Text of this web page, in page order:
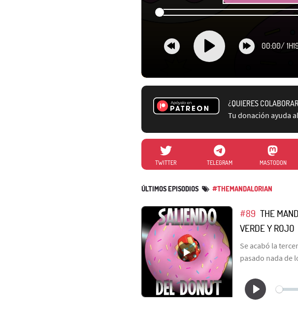
00:00/
¿QUIERES
Tu donación ayuda
TWITTER TELEGRAM MASTODON
ÚLTIMOS EPISODIOS #THEMANDALORIAN
#89 THE
VERDE Y ROJO
Se acabó la
pasado nada de